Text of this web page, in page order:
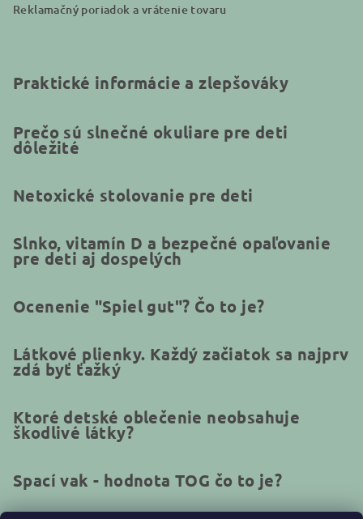
Reklamačný poriadok a vrátenie tovaru
Praktické informácie a zlepšováky
Prečo sú slnečné okuliare pre deti
dôležité
Netoxické stolovanie pre deti
Slnko, vitamín D a bezpečné opaľovanie
pre deti aj dospelých
Ocenenie "Spiel gut"? Čo to je?
Látkové plienky. Každý začiatok sa najprv
zdá byť ťažký
Ktoré detské oblečenie neobsahuje
škodlivé látky?
Spací vak - hodnota TOG čo to je?